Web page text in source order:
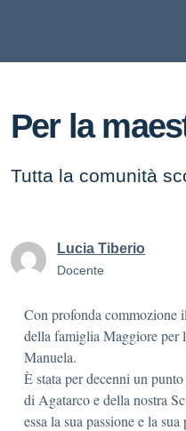
Per la
Tutta la comunità
Lucia Tiberio
Docente
Con profonda commozione
della famiglia Maggiore per
Manuela.
È stata per decenni un
di Agatarco e della nostra
essa la sua passione e la